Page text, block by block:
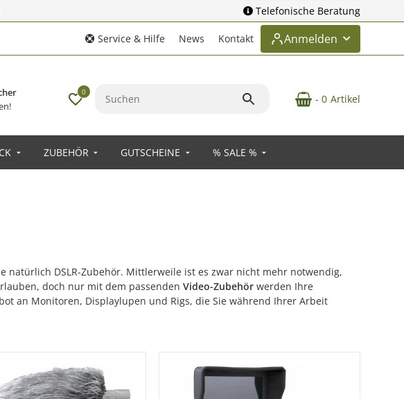
Telefonische Beratung
Service & Hilfe News Kontakt Anmelden
0
- 0 Artikel
ZUBEHÖR GUTSCHEINE % SALE %
natürlich DSLR-Zubehör. Mittlerweile ist es zwar nicht mehr notwendig,
doch nur mit dem passenden Video-Zubehör werden Ihre
an Monitoren, Displaylupen und Rigs, die Sie während Ihrer Arbeit